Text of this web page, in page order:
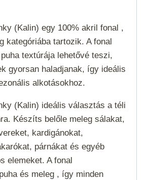
(Kalin) egy 100% akril fonal ,
kategóriába tartozik. A fonal
textúrája lehetővé teszi,
gyorsan haladjanak, így ideális
alkotásokhoz.
(Kalin) ideális választás a téli
Készíts belőle meleg sálakat,
kardigánokat,
párnákat és egyéb
elemeket. A fonal
és meleg , így minden